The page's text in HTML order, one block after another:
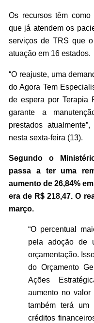
Os recursos têm
que já atendem os
serviços de TRS que
atuação em 16 estados.
“O reajuste, uma
do Agora Tem
de espera por Terapia
garante a
prestados
nesta sexta-feira (13).
Segundo o
passa a ter uma
aumento de 26,84%
era de R$ 218,47. O
março.
“O percentual
pela adoção de
orçamentação.
do Orçamento
Ações
aumento no
também terá
créditos